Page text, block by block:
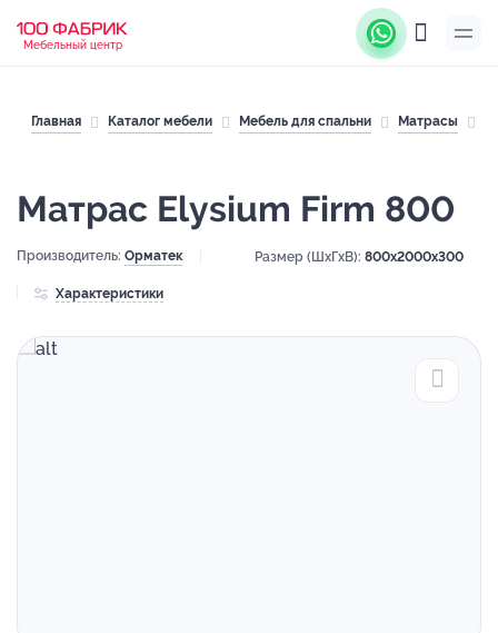
Мебельный центр
Главная Каталог мебели Мебель для спальни Матрасы
Матрас Elysium Firm 800
Производитель: Орматек Размер (ШхГхВ): 800x2000x300
Характеристики